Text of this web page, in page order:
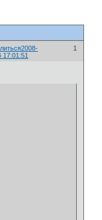
1
2008-
17:01:51